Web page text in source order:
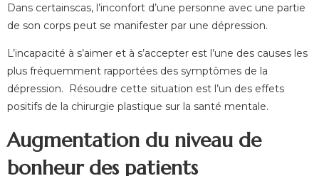
Dans certainscas, l’inconfort d’une personne avec une partie
de son corps peut se manifester par une dépression.
L’incapacité à s’aimer et à s’accepter est l’une des causes les
plus fréquemment rapportées des symptômes de la
dépression. Résoudre cette situation est l’un des effets
positifs de la chirurgie plastique sur la santé mentale.
Augmentation du niveau de
bonheur des patients